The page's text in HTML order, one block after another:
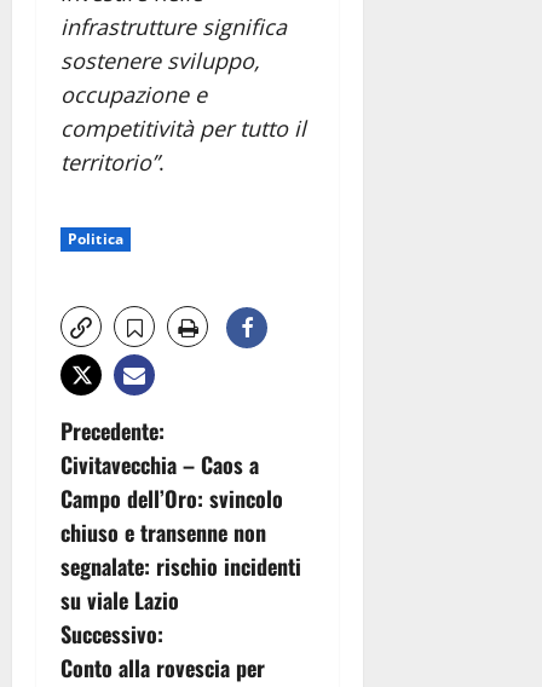
infrastrutture significa
sostenere sviluppo,
occupazione e
competitività per tutto il
territorio”.
Politica
N
a
v
i
g
Precedente:
Civitavecchia – Caos a
Campo dell’Oro: svincolo
chiuso e transenne non
segnalate: rischio incidenti
su viale Lazio
Successivo:
Conto alla rovescia per